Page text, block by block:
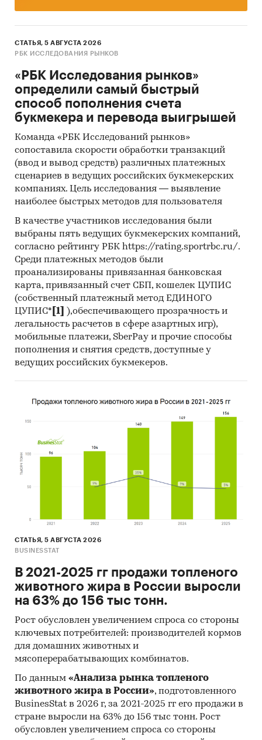
Главным драйвером роста рынка
реализация масштабных мер
господдержки.Для упрощения доступа МСБ к
кредитам предполагается использовать
средства Фонда национального
благосостояния, создать федеральный
гарантийный фонд и применять механизм
секьюритизации банковских кредитов МСБ. В
сочетании с макроэкономической
стабильностью и ускорением темпов роста ВВП
до 3% (прогноз Минэкономразвития) уже в
2014 году эти меры способны увеличить темпы
прироста рынка до 18%, а размер портфеля – до
6 трлн. руб, считают аналитики «Эксперт РА».
Однако при неблагоприятном развитии
событий – рецессии в экономике, затягивании
внедрения мер поддержки МСБ – темп
прироста рынка сократится до 10-12%. Для
реализации анонсированных мер поддержки
потребуется не менее полугода, поэтому
прогноз на 2013 год «Эксперт РА» оставляет
прежним (прирост портфеля кредитов МСБ на
15-17%).
финансовые услуги / Кредиты
СТАТЬЯ, 5 АВГУСТА 2026
РБК ИССЛЕДОВАНИЯ РЫНКОВ
«РБК Исследования рынков»
определили самый быстрый
способ пополнения счета
букмекера и перевода выигрышей
Команда «РБК Исследований рынков»
сопоставила скорости обработки транзакций
(ввод и вывод средств) различных платежных
сценариев в ведущих российских букмекерских
компаниях. Цель исследования — выявление
наиболее быстрых методов для пользователя
В качестве участников исследования были
выбраны пять ведущих букмекерских компаний,
согласно рейтингу РБК https://rating.sportrbc.ru/.
Среди платежных методов были
проанализированы привязанная банковская
карта, привязанный счет СБП, кошелек ЦУПИС
(собственный платежный метод ЕДИНОГО
ЦУПИС* [1]
),обеспечивающего прозрачность и
легальность расчетов в сфере азартных игр),
мобильные платежи, SberPay и прочие способы
пополнения и снятия средств, доступные у
ведущих российских букмекеров.
СТАТЬЯ, 5 АВГУСТА 2026
BUSINESSTAT
В 2021-2025 гг продажи топленого
животного жира в России выросли
на 63% до 156 тыс тонн.
Рост обусловлен увеличением спроса со стороны
ключевых потребителей: производителей кормов
для домашних животных и
мясоперерабатывающих комбинатов.
По данным «Анализа рынка топленого
животного жира в России», подготовленного
BusinesStat в 2026 г, за 2021-2025 гг его продажи в
стране выросли на 63% до 156 тыс тонн. Рост
обусловлен увеличением спроса со стороны